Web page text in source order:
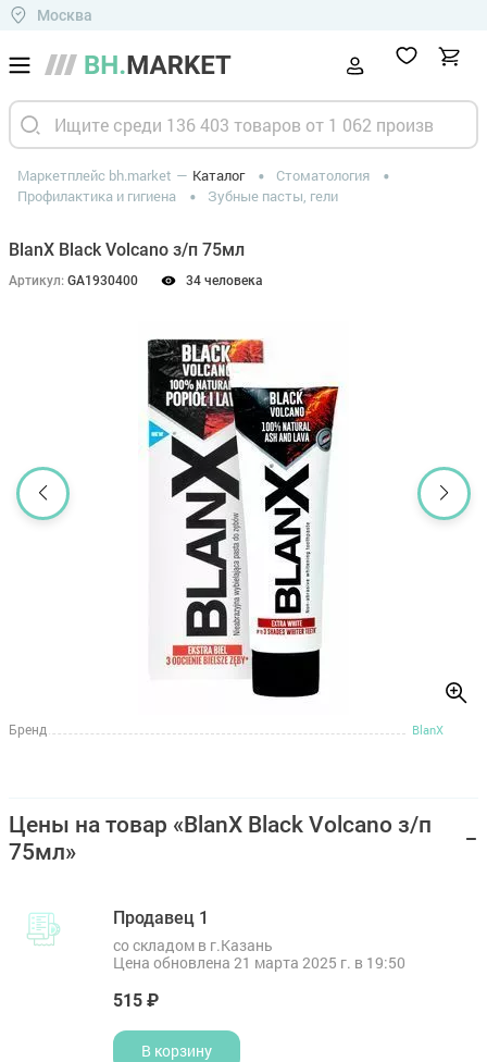
Москва
Маркетплейс bh.market Каталог
Стоматология
Профилактика и гигиена
Зубные пасты, гели
BlanX Black Volcano з/п 75мл
Артикул: GA1930400 34 человека
Бренд BlanX
Цены на товар «BlanX Black Volcano з/п
75мл»
Продавец 1
со складом в г.Казань
Цена обновлена 21 марта 2025 г. в 19:50
515 ₽
В корзину